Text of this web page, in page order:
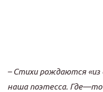
– Стихи рождаются «из
наша поэтесса. Где—то